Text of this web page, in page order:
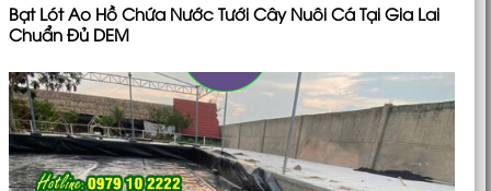
Bạt Lót Ao Hồ Chứa Nước Tưới Cây Nuôi Cá Tại Gia Lai
Chuẩn Đủ DEM